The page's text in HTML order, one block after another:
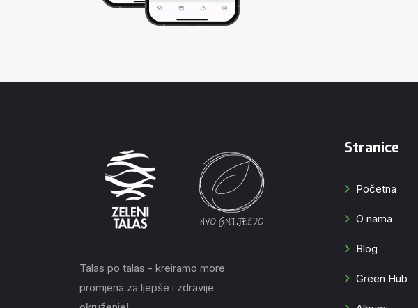
Talas po talas - kreiramo more
promjena za ljepše i zdravije
Stranice
Početna
O nama
Blog
Green Hub